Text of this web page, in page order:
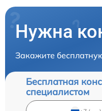
Нужна
Закажите
Бесплатная
специалистом